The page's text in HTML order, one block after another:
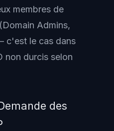
membres de
Admins,
c'est le cas dans
non durcis selon
des